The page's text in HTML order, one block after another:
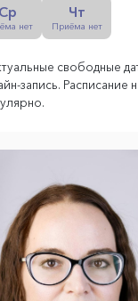
Ср
нет
Чт
Приёма нет
свободные
запись. Расписание